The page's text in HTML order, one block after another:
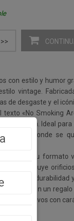
con estilo y humor
vintage.
de desgaste y el
«No Smoking
decorativa. Ideal
espacio donde se
, su formato
puerta. Incluye
una durabilidad
Es también un
decorativos con